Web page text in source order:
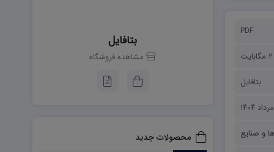
PDF
2 مگابایت
بتافایل
و صنایع
بتافایل
مشاهده فروشگاه
محصولات جدید